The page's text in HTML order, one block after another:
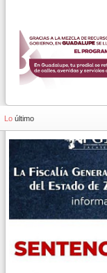
Lo último